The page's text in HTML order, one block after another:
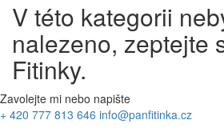
V této kategorii
nalezeno, zeptejte
Fitinky.
Zavolejte mi nebo napište
+ 420 777 813 646 info@panfitinka.cz